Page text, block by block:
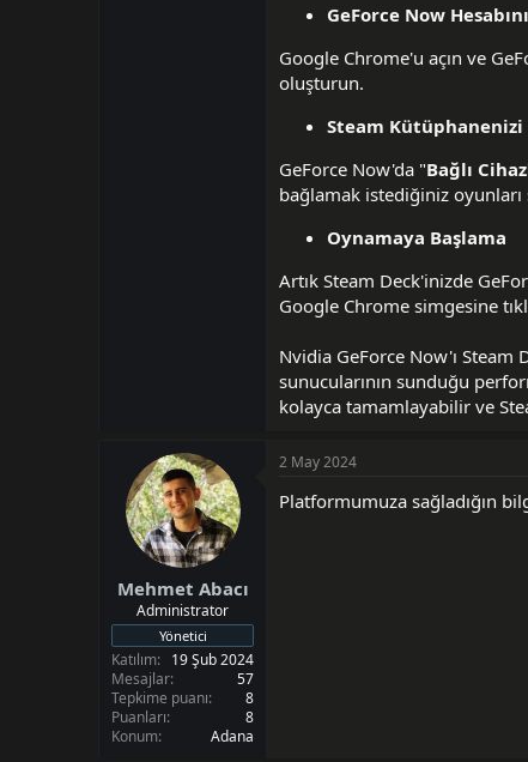
GeForce Now
Google Chrome'u açın ve
oluşturun.
Steam Kütüphanenizi
GeForce Now'da "Bağlı
bağlamak istediğiniz oyunları
Oynamaya Başlama
Artık Steam Deck'inizde
Google Chrome simgesine
Nvidia GeForce Now'ı
sunucularının sunduğu
kolayca tamamlayabilir ve
Mehmet Abacı
Administrator
Yönetici
Katılım
19 Şub 2024
Mesajlar
57
Tepkime puanı
8
Puanları
8
Konum
Adana
2 May 2024
Platformumuza sağladığın